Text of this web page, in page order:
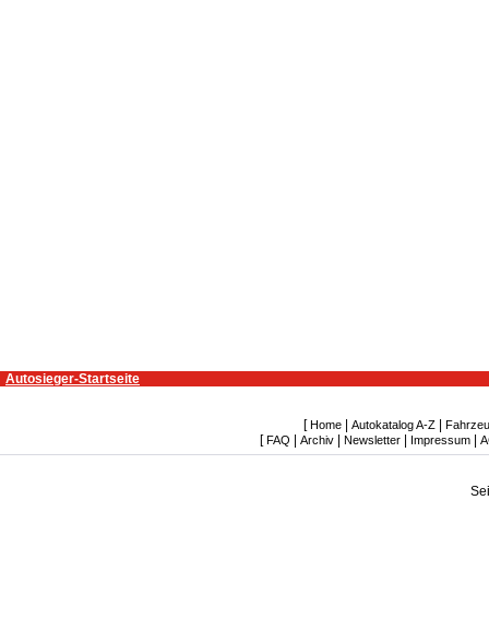
Autosieger-Startseite
[ Home Autokatalog A-Z
[ FAQ Archiv| Newsletter| Impressum|